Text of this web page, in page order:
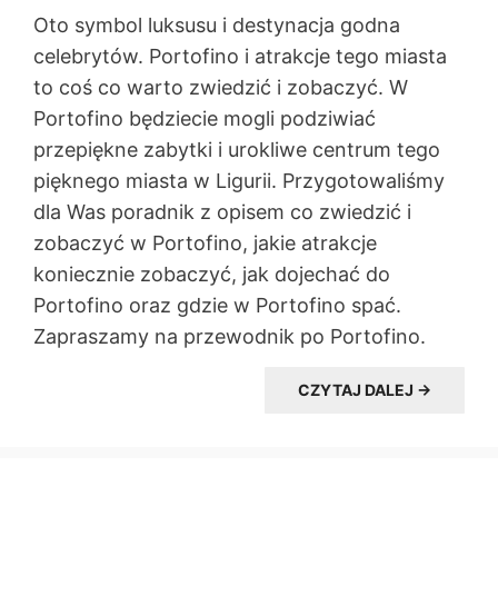
Oto symbol luksusu i destynacja godna
celebrytów. Portofino i atrakcje tego miasta
to coś co warto zwiedzić i zobaczyć. W
Portofino będziecie mogli podziwiać
przepiękne zabytki i urokliwe centrum tego
pięknego miasta w Ligurii. Przygotowaliśmy
dla Was poradnik z opisem co zwiedzić i
zobaczyć w Portofino, jakie atrakcje
koniecznie zobaczyć, jak dojechać do
Portofino oraz gdzie w Portofino spać.
Zapraszamy na przewodnik po Portofino.
CZYTAJ DALEJ →